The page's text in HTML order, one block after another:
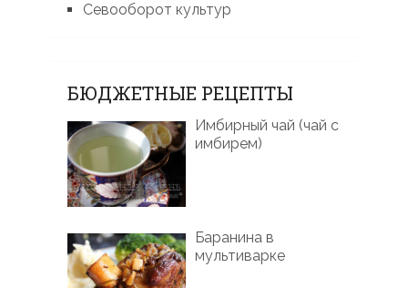
Севооборот культур
БЮДЖЕТНЫЕ РЕЦЕПТЫ
Имбирный чай (чай с
имбирем)
Баранина в
мультиварке